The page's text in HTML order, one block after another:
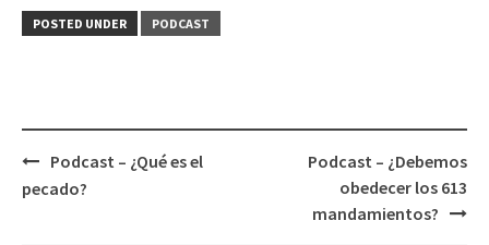
POSTED UNDER PODCAST
Post
navigation
Podcast – ¿Qué es el
pecado?
Podcast – ¿Debemos
obedecer los 613
mandamientos?